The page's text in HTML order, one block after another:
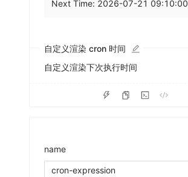
Next Time: 2026-07-21 09:10:00
自定义渲染 cron 时间
自定义渲染下次执行时间
name